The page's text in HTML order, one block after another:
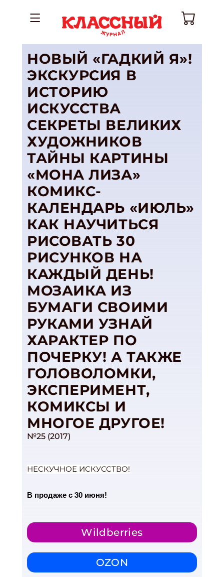
НОВЫЙ «ГАДКИЙ Я»!
ЭКСКУРСИЯ В
ИСТОРИЮ
ИСКУССТВА
СЕКРЕТЫ ВЕЛИКИХ
ХУДОЖНИКОВ
ТАЙНЫ КАРТИНЫ
«МОНА ЛИЗА»
КОМИКС-
КАЛЕНДАРЬ «ИЮЛЬ»
КАК НАУЧИТЬСЯ
РИСОВАТЬ 30
РИСУНКОВ НА
КАЖДЫЙ ДЕНЬ!
МОЗАИКА ИЗ
БУМАГИ СВОИМИ
РУКАМИ УЗНАЙ
ХАРАКТЕР ПО
ПОЧЕРКУ! А ТАКЖЕ
ГОЛОВОЛОМКИ,
ЭКСПЕРИМЕНТ,
КОМИКСЫ И
МНОГОЕ ДРУГОЕ!
№25 (2017)
НЕСКУЧНОЕ ИСКУССТВО!
В продаже с 30 июня!
Wildberries
OZON